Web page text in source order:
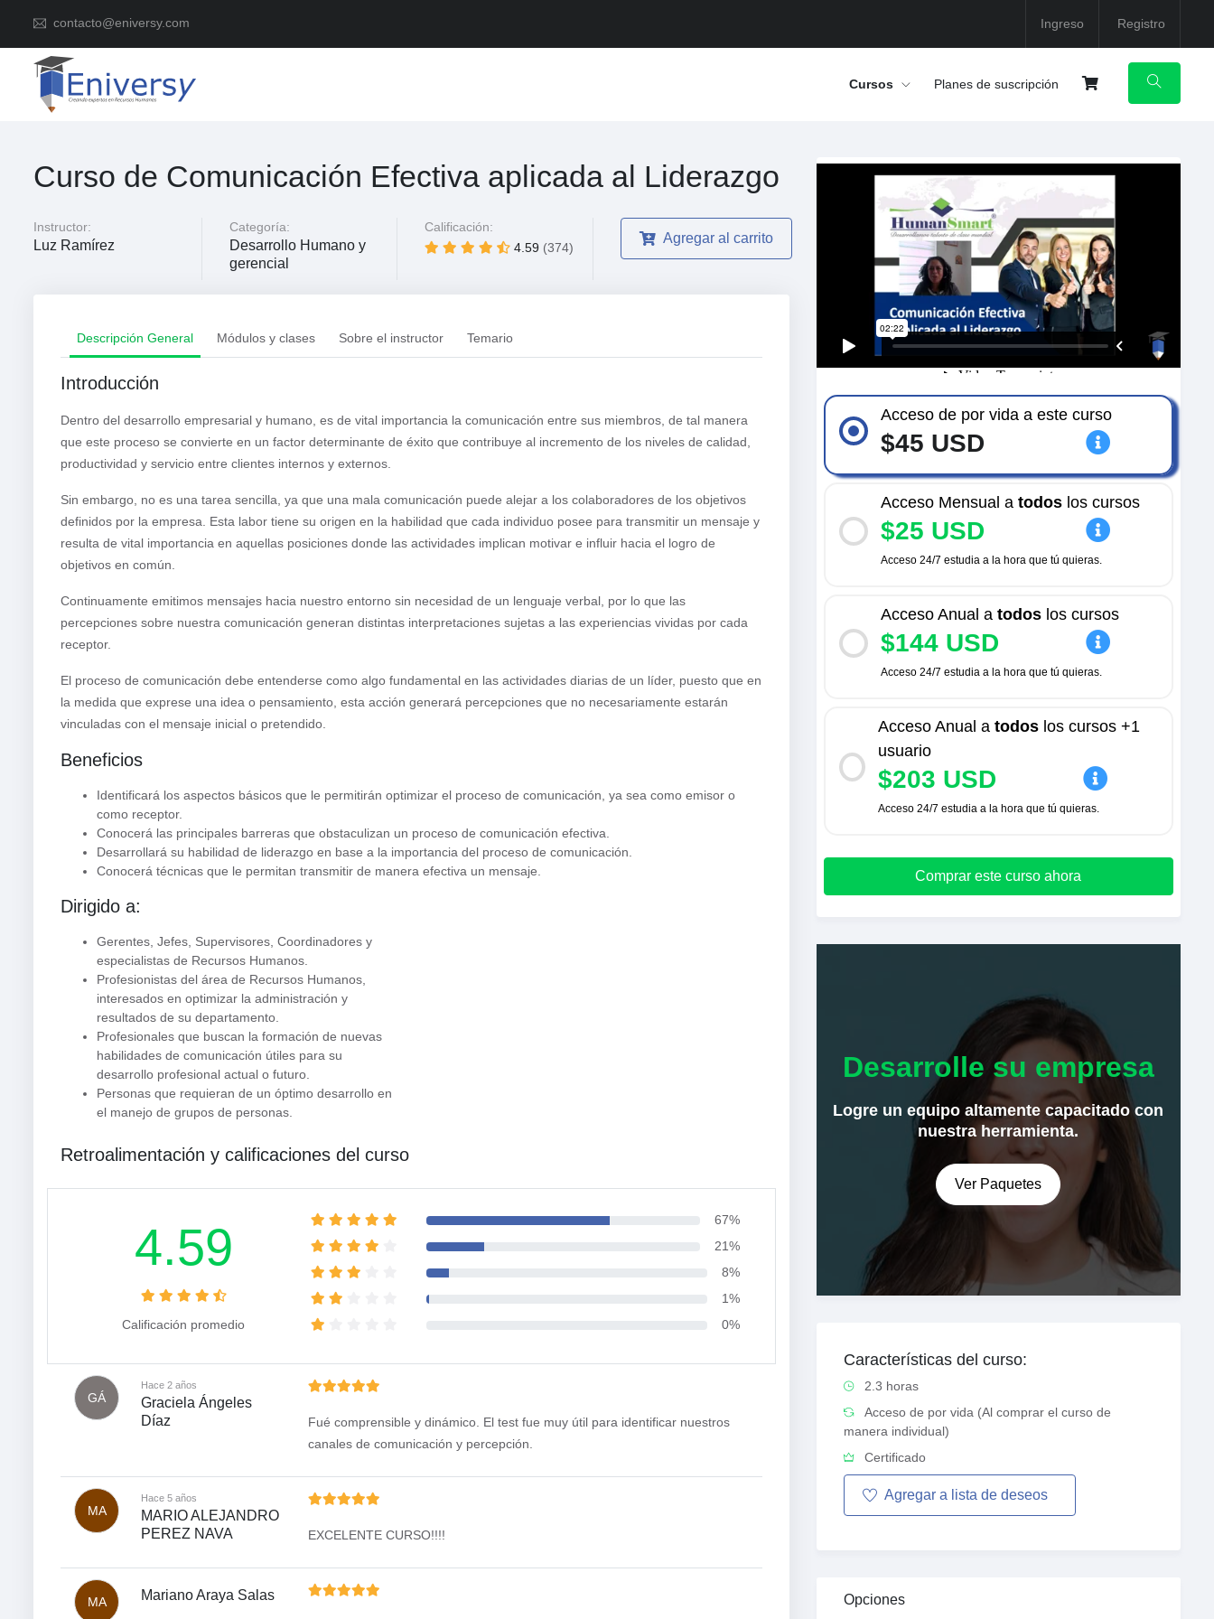
contacto@eniversy.com Ingreso Registro
Cursos Planes de suscripción
Acceso de por vida a este curso
$45 USD
Acceso Mensual atodos los cursos
$25 USD
Acceso 24/7 estudia a la hora que tú quieras.
Acceso Anual atodos los cursos
$144 USD
Acceso 24/7 estudia a la hora que tú quieras.
Acceso Anual atodos los cursos +1
usuario
$203 USD
Acceso 24/7 estudia a la hora que tú quieras.
Comprar este curso ahora
Desarrolle su empresa
Logre un equipo altamente capacitado con
nuestra herramienta.
Ver Paquetes
Características del curso:
2.3 horas
Acceso de por vida (Al comprar el curso de
manera individual)
Certificado
Agregar a lista de deseos
Opciones
Curso de Comunicación Efectiva aplicada al Liderazgo
Instructor:
Luz Ramírez
Categoría:
Desarrollo Humano y
gerencial
Calificación:
4.59 (374)
Agregar al carrito
Descripción General Módulos y clases Sobre el instructor Temario
Introducción
Dentro del desarrollo empresarial y humano, es de vital importancia la comunicación entre sus miembros, de tal manera
que este proceso se convierte en un factor determinante de éxito que contribuye al incremento de los niveles de calidad,
productividad y servicio entre clientes internos y externos.
Sin embargo, no es una tarea sencilla, ya que una mala comunicación puede alejar a los colaboradores de los objetivos
definidos por la empresa. Esta labor tiene su origen en la habilidad que cada individuo posee para transmitir un mensaje y
resulta de vital importancia en aquellas posiciones donde las actividades implican motivar e influir hacia el logro de
objetivos en común.
Continuamente emitimos mensajes hacia nuestro entorno sin necesidad de un lenguaje verbal, por lo que las
percepciones sobre nuestra comunicación generan distintas interpretaciones sujetas a las experiencias vividas por cada
receptor.
El proceso de comunicación debe entenderse como algo fundamental en las actividades diarias de un líder, puesto que en
la medida que exprese una idea o pensamiento, esta acción generará percepciones que no necesariamente estarán
vinculadas con el mensaje inicial o pretendido.
Beneficios
Identificará los aspectos básicos que le permitirán optimizar el proceso de comunicación, ya sea como emisor o
como receptor.
Conocerá las principales barreras que obstaculizan un proceso de comunicación efectiva.
Desarrollará su habilidad de liderazgo en base a la importancia del proceso de comunicación.
Conocerá técnicas que le permitan transmitir de manera efectiva un mensaje.
Dirigido a:
Gerentes, Jefes, Supervisores, Coordinadores y
especialistas de Recursos Humanos.
Profesionistas del área de Recursos Humanos,
interesados en optimizar la administración y
resultados de su departamento.
Profesionales que buscan la formación de nuevas
habilidades de comunicación útiles para su
desarrollo profesional actual o futuro.
Personas que requieran de un óptimo desarrollo en
el manejo de grupos de personas.
Retroalimentación y calificaciones del curso
4.59
Calificación promedio
67%
21%
8%
1%
0%
GÁ
Hace 2 años
Graciela Ángeles
Díaz
Fué comprensible y dinámico. El test fue muy útil para identificar nuestros
canales de comunicación y percepción.
MA
Hace 5 años
MARIO ALEJANDRO
PEREZ NAVA
EXCELENTE CURSO!!!!
MA Mariano Araya Salas